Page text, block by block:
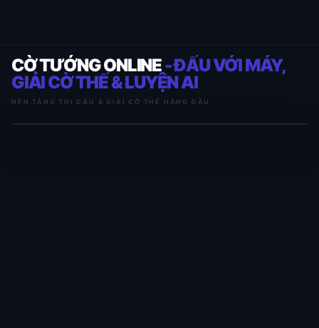
CỜ TƯỚNG ONLINE- ĐẤU VỚI MÁY,
GIẢI CỜ THẾ & LUYỆN AI
NỀN TẢNG THI ĐẤU & GIẢI CỜ THẾ HÀNG ĐẦU